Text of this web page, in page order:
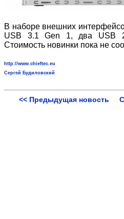
В наборе внешних
USB 3.1 Gen 1, два USB
Стоимость новинки пока не
http://www.chieftec.eu
Сергей Будиловский
<< Предыдущая новость